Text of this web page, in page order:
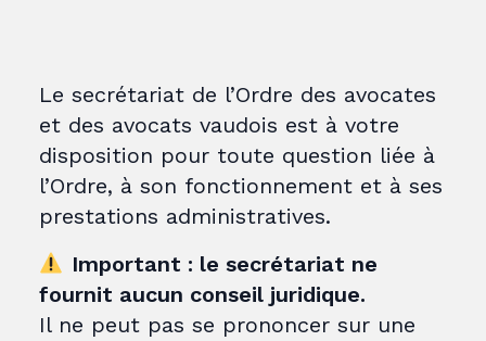
Le secrétariat de l’Ordre des avocates
et des avocats vaudois est à votre
disposition pour toute question liée à
l’Ordre, à son fonctionnement et à ses
prestations administratives.
Important : le secrétariat ne
fournit aucun conseil juridique.
Il ne peut pas se prononcer sur une